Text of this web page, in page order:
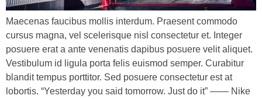
Maecenas faucibus mollis interdum. Praesent commodo
cursus magna, vel scelerisque nisl consectetur et. Integer
posuere erat a ante venenatis dapibus posuere velit aliquet.
Vestibulum id ligula porta felis euismod semper. Curabitur
blandit tempus porttitor. Sed posuere consectetur est at
lobortis. “Yesterday you said tomorrow. Just do it” —— Nike